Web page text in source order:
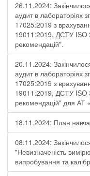
26.11.2024:
аудит в лабораторіях
17025:2019 з
19011:2019, ДСТУ ISO
рекомендацій".
20.11.2024:
аудит в лабораторіях
17025:2019 з
19011:2019, ДСТУ ISO
рекомендацій" для АТ
18.11.2024: План
08.11.2024:
"Невизначеність
випробування та